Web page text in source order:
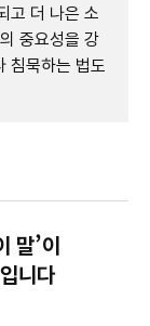
고 더 나은 소
중요성을 강
침묵하는 법도
말’이
니다